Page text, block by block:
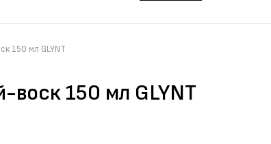
150 мл GLYNT
воск 150 мл GLYNT